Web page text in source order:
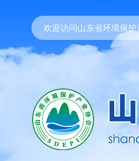
欢迎访问山东省环境保